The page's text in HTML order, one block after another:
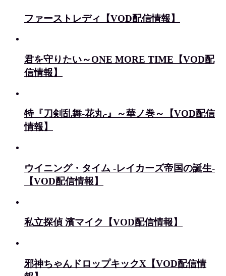
ファーストレディ【VOD配信情報】
君を守りたい～ONE MORE TIME【VOD配
信情報】
特『刀剣乱舞-花丸-』～華ノ巻～【VOD配信
情報】
ウイニング・タイム -レイカーズ帝国の誕生-
【VOD配信情報】
私立探偵 濱マイク【VOD配信情報】
邪神ちゃんドロップキックX【VOD配信情